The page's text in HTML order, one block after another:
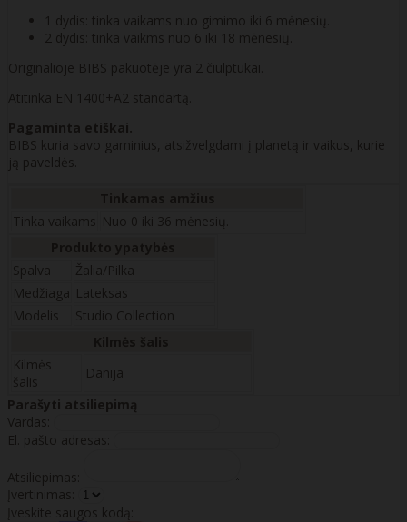
1 dydis: tinka vaikams nuo gimimo iki 6 mėnesių.
2 dydis: tinka vaikms nuo 6 iki 18 mėnesių.
Originalioje BIBS pakuotėje yra 2 čiulptukai.
Atitinka EN 1400+A2 standartą.
Pagaminta etiškai.
BIBS kuria savo gaminius, atsižvelgdami į planetą ir vaikus, kurie
ją paveldės.
Tinka vaikams Nuo 0 iki 36 mėnesių.
Spalva
Žalia/Pilka
Medžiaga Lateksas
Modelis
Studio Collection
Kilmės
šalis
Danija
Parašyti atsiliepimą
Vardas:
El. pašto adresas:
Atsiliepimas:
Įvertinimas:
Įveskite saugos kodą: